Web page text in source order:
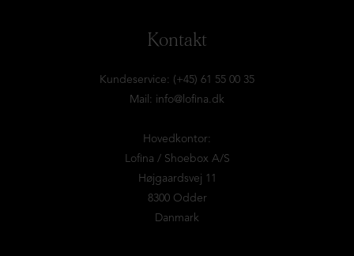
Kontakt
Kundeservice: (+45) 61 55 00 35
Mail: info@lofina.dk
Hovedkontor:
Lofina / Shoebox A/S
Højgaardsvej 11
8300 Odder
Danmark